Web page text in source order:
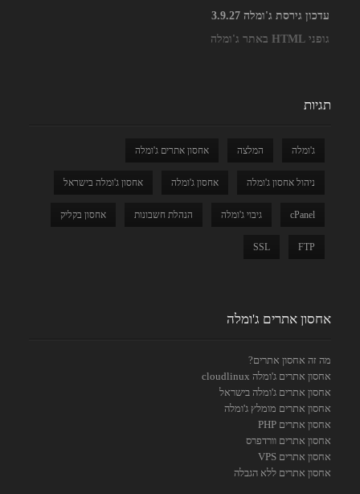
עדכון גירסת ג'ומלה 3.9.27
גופני HTML באתר ג'ומלה
תגיות
ג'ומלה המלצה אחסון אתרים ג'ומלה
ניהול אחסון ג'ומלה אחסון ג'ומלה אחסון ג'ומלה בישראל
cPanel גיבוי ג'ומלה הנהלת חשבונות אחסון בקליק
FTP
SSL
אחסון אתרים ג'ומלה
מה זה אחסון אתרים?
אחסון אתרים ג'ומלה cloudlinux
אחסון אתרים ג'ומלה בישראל
אחסון אתרים מומלץ ג'ומלה
אחסון אתרים PHP
אחסון אתרים וורדפרס
אחסון אתרים VPS
אחסון אתרים ללא הגבלה